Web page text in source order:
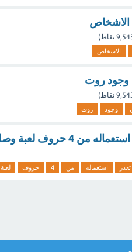
نقاط)
الاشخاص
وجود روت
نقاط)
وجود روت
حروف لعبة وصلة
تعذر استعماله من 4 حروف لعبة